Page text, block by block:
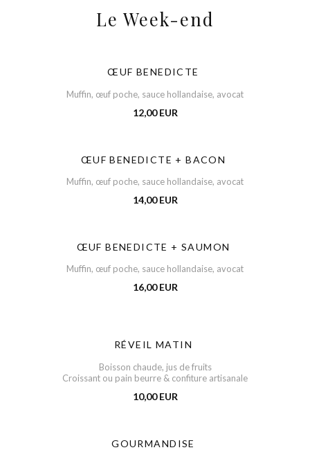
Le Week-end
ŒUF BENEDICTE
Muffin, œuf poche, sauce hollandaise, avocat
12,00 EUR
ŒUF BENEDICTE + BACON
Muffin, œuf poche, sauce hollandaise, avocat
14,00 EUR
ŒUF BENEDICTE + SAUMON
Muffin, œuf poche, sauce hollandaise, avocat
16,00 EUR
RÉVEIL MATIN
Boisson chaude, jus de fruits
Croissant ou pain beurre & confiture artisanale
10,00 EUR
GOURMANDISE